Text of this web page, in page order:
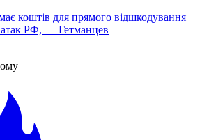
коштів для прямого відшкодування
атак РФ, — Гетманцев